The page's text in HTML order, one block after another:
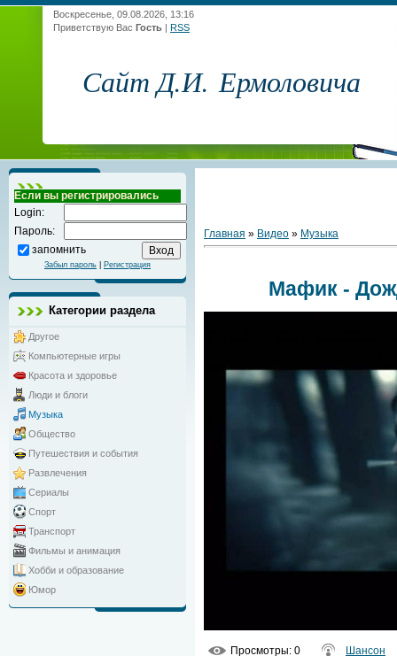
Воскресенье, 09.08.2026, 13:16
Приветствую Вас Гость | RSS
Сайт Д.И. Ермоловича
Если вы регистрировались
Login:
Пароль:
запомнить
Забыл пароль Регистрация
Категории раздела
Другое
Компьютерные игры
Красота и здоровье
Люди и блоги
Музыка
Общество
Путешествия и события
Развлечения
Сериалы
Спорт
Транспорт
Фильмы и анимация
Хобби и образование
Юмор
Главная » Видео » Музыка
Мафик -
Просмотры: 0 Шансон